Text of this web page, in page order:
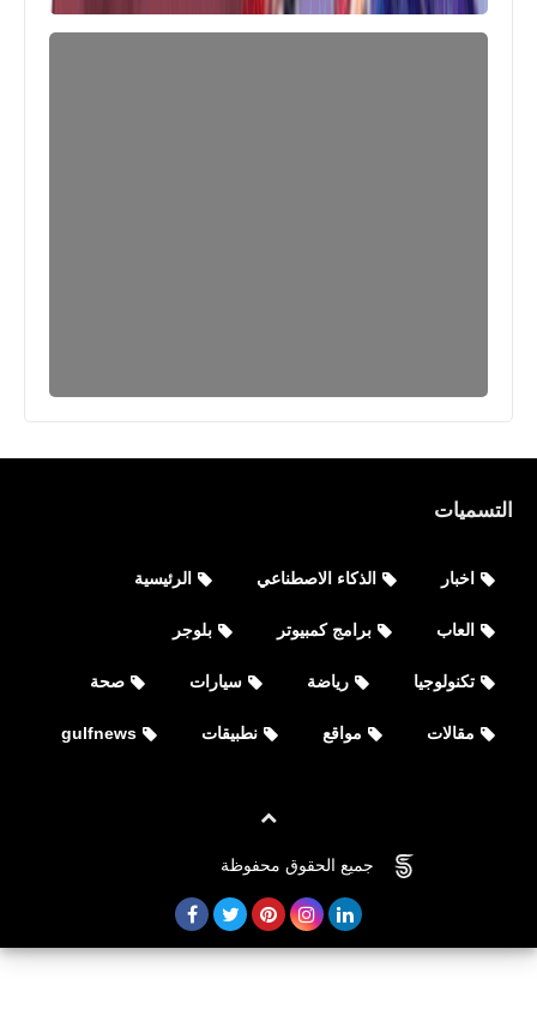
التسميات
اخبار الذكاء الاصطناعي الرئيسية
العاب برامج كمبيوتر بلوجر
تكنولوجيا رياضة سيارات صحة
مقالات مواقع نطبيقات gulfnews
جميع الحقوق محفوظة